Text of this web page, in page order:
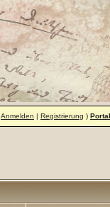
Anmelden | Registrierung ) Portal